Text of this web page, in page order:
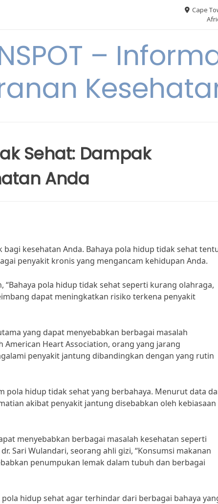
Cape
–
Sehat: Dampak
Anda
kesehatan Anda. Bahaya pola hidup tidak sehat
penyakit kronis yang mengancam kehidupan Anda.
pola hidup tidak sehat seperti kurang olahraga,
dapat meningkatkan risiko terkena penyakit
yang dapat menyebabkan berbagai masalah
Heart Association, orang yang jarang
penyakit jantung dibandingkan dengan yang rutin
pola hidup tidak sehat yang berbahaya. Menurut data
akibat penyakit jantung disebabkan oleh kebiasaan
menyebabkan berbagai masalah kesehatan seperti
Sari Wulandari, seorang ahli gizi, “Konsumsi makanan
penumpukan lemak dalam tubuh dan berbagai
hidup sehat agar terhindar dari berbagai bahaya